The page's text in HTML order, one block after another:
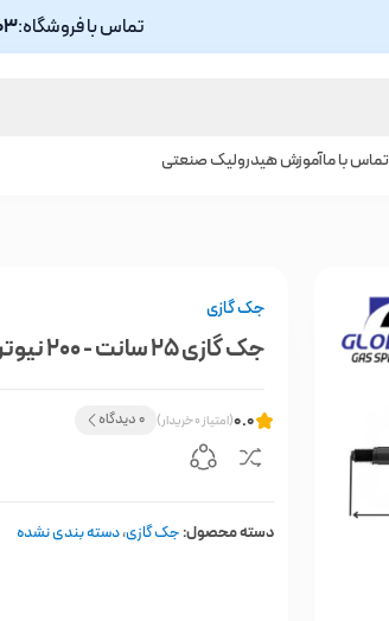
تماس با فروشگاه:
تماس با ماآموزش هیدرولیک صنعتی
جک گازی
جک گازی 25 سانت - 200 نیوتن
0.0(امتیاز 0 خریدار) 0 دیدگاه
دسته محصول:جک گازی،دسته بندی نشده